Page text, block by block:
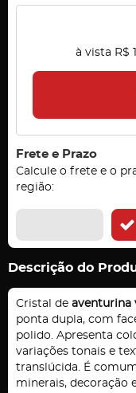
à vista R$
Frete e Prazo
Calcule o frete e o
região:
Descrição do
Cristal de aventurina
ponta dupla, com
polido. Apresenta
variações tonais e
translúcida. É
minerais, decoração